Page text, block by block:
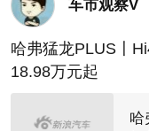
车市观察V
哈弗猛龙PLUS〡
18.98万元起
哈